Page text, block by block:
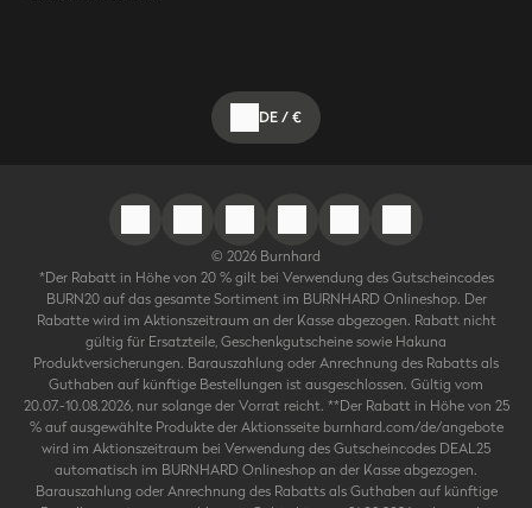
DE/€
© 2026 Burnhard
*Der Rabatt in Höhe von 20 % gilt bei Verwendung des Gutscheincodes
BURN20 auf das gesamte Sortiment im BURNHARD Onlineshop. Der
Rabatte wird im Aktionszeitraum an der Kasse abgezogen. Rabatt nicht
gültig für Ersatzteile, Geschenkgutscheine sowie Hakuna
Produktversicherungen. Barauszahlung oder Anrechnung des Rabatts als
Guthaben auf künftige Bestellungen ist ausgeschlossen. Gültig vom
20.07.-10.08.2026, nur solange der Vorrat reicht. **Der Rabatt in Höhe von 25
% auf ausgewählte Produkte der Aktionsseite burnhard.com/de/angebote
wird im Aktionszeitraum bei Verwendung des Gutscheincodes DEAL25
automatisch im BURNHARD Onlineshop an der Kasse abgezogen.
Barauszahlung oder Anrechnung des Rabatts als Guthaben auf künftige